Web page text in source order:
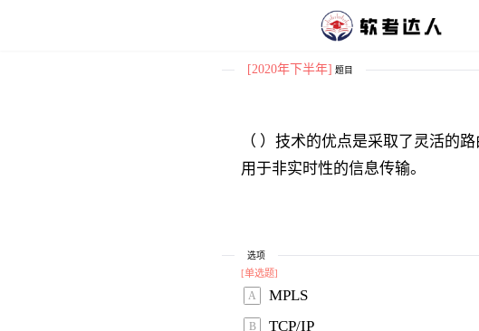
[2020年下半年] 题目
（ ）技术的优点是采取了灵活的
用于非实时性的信息传输。
选项
[单选题]
A MPLS
B TCP/IP